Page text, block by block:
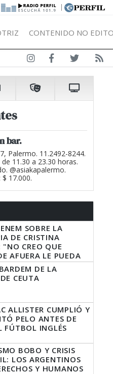
|
CONTENIDO NO
bar.
Palermo. 11.2492-8244.
11.30 a 23.30 horas.
@asiakapalermo.
17.000.
SOBRE LA
DE CRISTINA
"NO CREO QUE
AFUERA LE PUEDA
JUSTICIA LO QUE
HACER"DE LA
CEUTA
ALLISTER CUMPLIÓ Y
PELO ANTES DE
FÚTBOL INGLÉS
BOBO Y CRISIS
LOS ARGENTINOS
Y HUMANOS